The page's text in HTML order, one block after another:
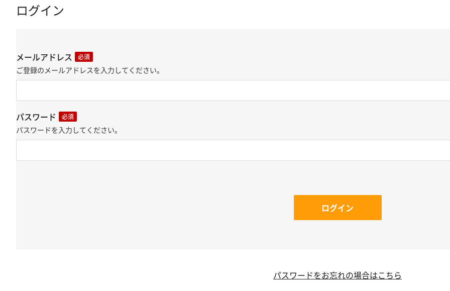
ログイン
メールアドレス 必須
ご登録のメールアドレスを入力してください。
パスワード 必須
パスワードを入力してください。
ログイン
パスワードをお忘れの場合はこちら